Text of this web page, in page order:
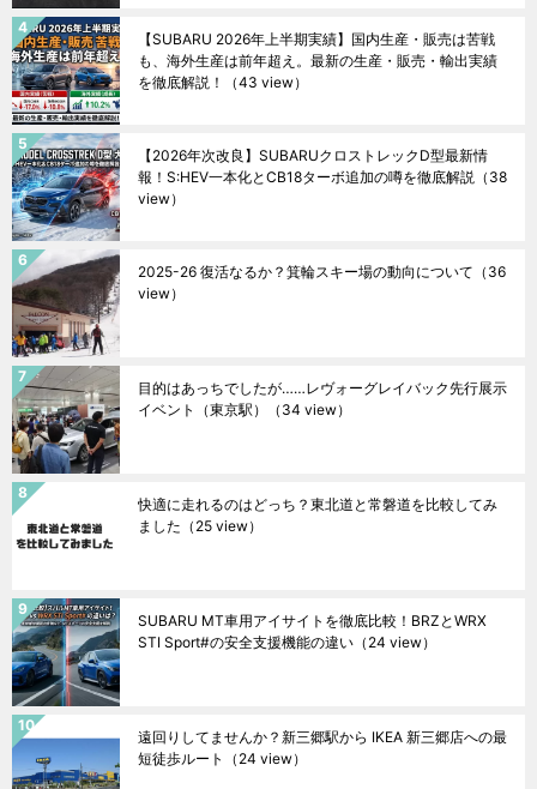
【SUBARU 2026年上半期実績】国内生産・販売は苦戦
も、海外生産は前年超え。最新の生産・販売・輸出実績
を徹底解説！
（43 view）
【2026年次改良】SUBARUクロストレックD型最新情
報！S:HEV一本化とCB18ターボ追加の噂を徹底解説 （38
view）
2025-26 復活なるか？箕輪スキー場の動向について （36
view）
目的はあっちでしたが……レヴォーグレイバック先行展示
イベント（東京駅）
（34 view）
快適に走れるのはどっち？東北道と常磐道を比較してみ
ました （25 view）
SUBARU MT車用アイサイトを徹底比較！BRZとWRX
STI Sport#の安全支援機能の違い （24 view）
遠回りしてませんか？新三郷駅から IKEA 新三郷店への最
短徒歩ルート
（24 view）